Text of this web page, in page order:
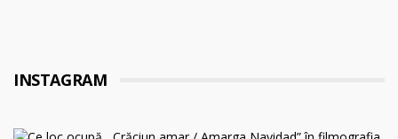
INSTAGRAM